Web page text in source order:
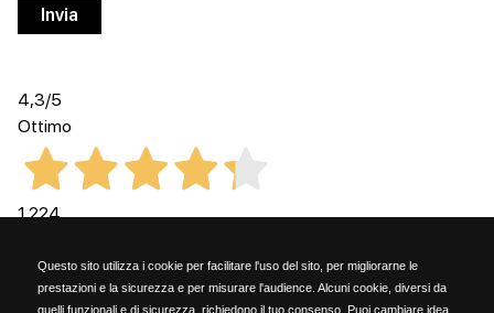
Questo sito utilizza i cookie per facilitare l'uso del sito, per migliorarne le
prestazioni e la sicurezza e per misurare l'audience. Alcuni cookie, diversi da
quelli funzionali e di sicurezza, richiedono il tuo consenso. Puoi cambiare idea
4,3/5
Ottimo
1.224